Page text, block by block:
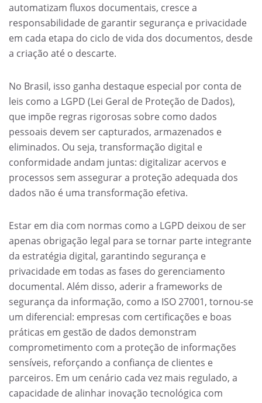
automatizam fluxos documentais, cresce a
responsabilidade de garantir segurança e privacidade
em cada etapa do ciclo de vida dos documentos, desde
a criação até o descarte.
No Brasil, isso ganha destaque especial por conta de
leis como a LGPD (Lei Geral de Proteção de Dados),
que impõe regras rigorosas sobre como dados
pessoais devem ser capturados, armazenados e
eliminados. Ou seja, transformação digital e
conformidade andam juntas: digitalizar acervos e
processos sem assegurar a proteção adequada dos
dados não é uma transformação efetiva.
Estar em dia com normas como a LGPD deixou de ser
apenas obrigação legal para se tornar parte integrante
da estratégia digital, garantindo segurança e
privacidade em todas as fases do gerenciamento
documental. Além disso, aderir a frameworks de
segurança da informação, como a ISO 27001, tornou-se
um diferencial: empresas com certificações e boas
práticas em gestão de dados demonstram
comprometimento com a proteção de informações
sensíveis, reforçando a confiança de clientes e
parceiros. Em um cenário cada vez mais regulado, a
capacidade de alinhar inovação tecnológica com